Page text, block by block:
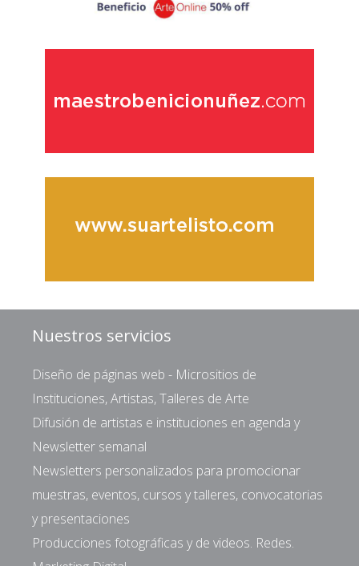
Nuestros servicios
Diseño de páginas web - Micrositios de
Instituciones, Artistas, Talleres de Arte
Difusión de artistas e instituciones en agenda y
Newsletter semanal
Newsletters personalizados para promocionar
muestras, eventos, cursos y talleres, convocatorias
y presentaciones
Producciones fotográficas y de videos. Redes.